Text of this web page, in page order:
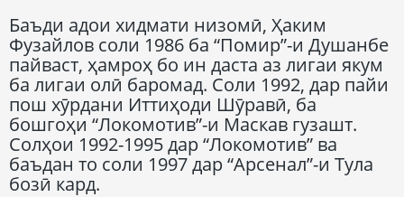
Баъди адои хидмати низомӣ, Ҳаким
Фузайлов соли 1986 ба “Помир”-и Душанбе
пайваст, ҳамроҳ бо ин даста аз лигаи якум
ба лигаи олӣ баромад. Соли 1992, дар пайи
пош хӯрдани Иттиҳоди Шӯравӣ, ба
бошгоҳи “Локомотив”-и Маскав гузашт.
Солҳои 1992-1995 дар “Локомотив” ва
баъдан то соли 1997 дар “Арсенал”-и Тула
бозӣ кард.